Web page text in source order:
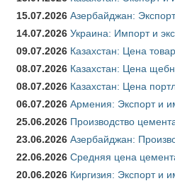
15.07.2026 Азербайджан:
14.07.2026 Украина: Импорт и
09.07.2026 Казахстан: Цена
08.07.2026 Казахстан: Цена
08.07.2026 Казахстан: Цена
06.07.2026 Армения: Экспорт и
25.06.2026 Производство
23.06.2026 Азербайджан:
22.06.2026 Средняя цена
20.06.2026 Киргизия: Экспорт и